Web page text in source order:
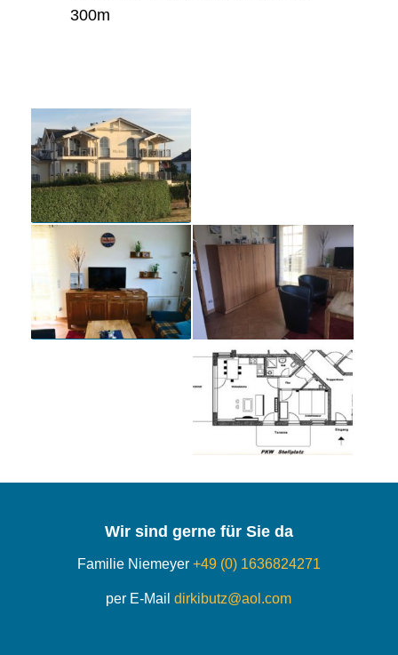
300m
Wir sind gerne für Sie da
Familie Niemeyer +49 (0) 1636824271
per E-Maildirkibutz@aol.com